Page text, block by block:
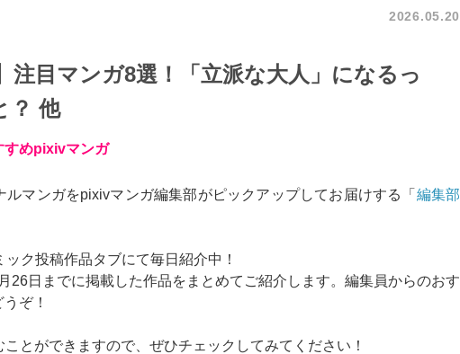
2026.05.20
注目マンガ8選！「立派な大人」になるっ
？ 他
すめpixivマンガ
マンガをpixivマンガ編集部がピックアップしてお届けする「 編集部
ク投稿作品タブにて毎日紹介中！
26日までに掲載した作品をまとめてご紹介します。編集員からのおす
ぞ！
とができますので、ぜひチェックしてみてください！